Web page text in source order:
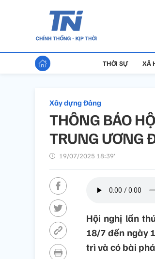
THỜI SỰ XÃ
Xây dựng Đảng
THÔNG BÁO
TRUNG ƯƠNG
19/07/2025 18:39’
Hội nghị lần
18/7 đến ngày
trì và có bài